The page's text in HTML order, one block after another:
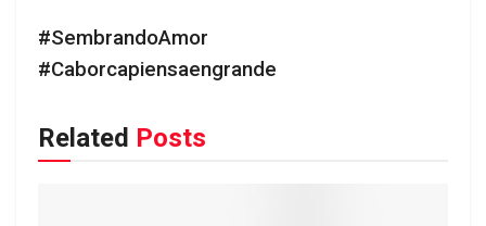
#SembrandoAmor
#Caborcapiensaengrande
Related Posts